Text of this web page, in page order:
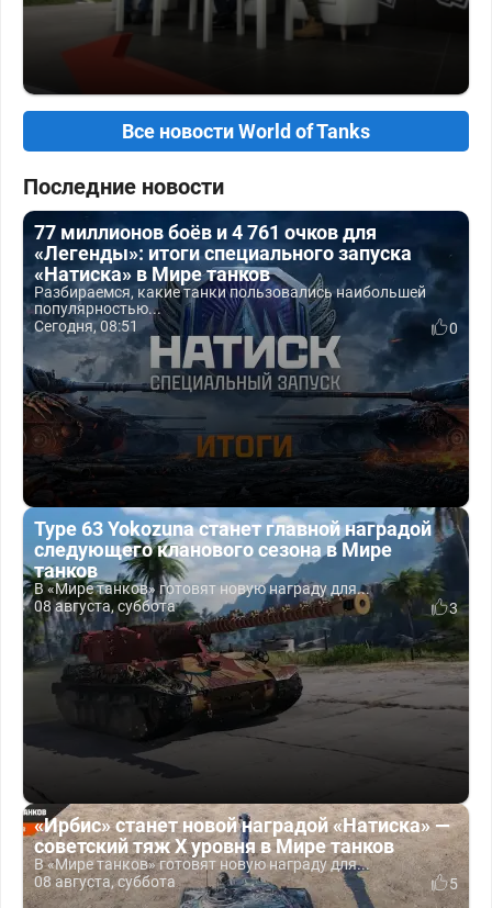
Все новости World of Tanks
Последние новости
77 миллионов боёв и 4 761 очков для
«Легенды»: итоги специального запуска
«Натиска» в Мире танков
Разбираемся, какие танки пользовались наибольшей
популярностью...
Сегодня, 08:51
0
Type 63 Yokozuna станет главной наградой
следующего кланового сезона в Мире
танков
В «Мире танков» готовят новую награду для...
08 августа, суббота
3
«Ирбис» станет новой наградой «Натиска» —
советский тяж X уровня в Мире танков
В «Мире танков» готовят новую награду для...
08 августа, суббота
5